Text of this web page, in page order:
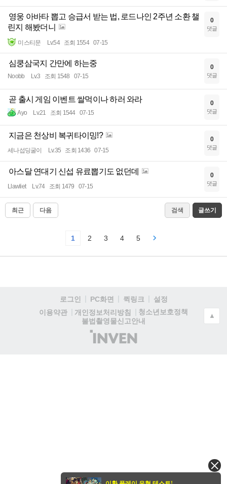
영웅 아바타 뽑고 승급서 받는 법, 로드나인 2주년 소환 챌
린지 해봤더니
미스티문 Lv.54 조회 1554 07-15
0
댓글
심쿵삼국지 간만에 하는중
Noobb Lv.3 조회 1548 07-15
0
댓글
곧 출시 게임 이벤트 쌀먹이나 하러 와라
Ayo Lv.21 조회 1544 07-15
0
댓글
지금은 천상비 복귀타이밍!?
세나섭딩굴이 Lv.35 조회 1436 07-15
0
댓글
아스달 연대기 신섭 유료뽑기도 없던데
Llawliet Lv.74 조회 1479 07-15
0
댓글
최근 다음 검색 글쓰기
1 2 3 4 5
로그인 PC화면 퀵링크
설정
이용약관
개인정보처리방침
청소년보호정책
불법촬영물신고안내
(주)
인
▲